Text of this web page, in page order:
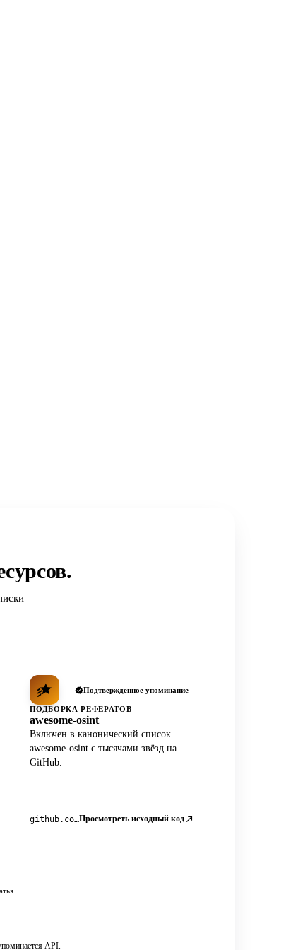
Подтвержденное упоминание
ПОДБОРКА РЕФЕРАТОВ
awesome-osint
Включен в канонический список
awesome-osint с тысячами звёзд на
GitHub.
github.com/jivoi/awesome-osintПросмотреть исходный код
API.